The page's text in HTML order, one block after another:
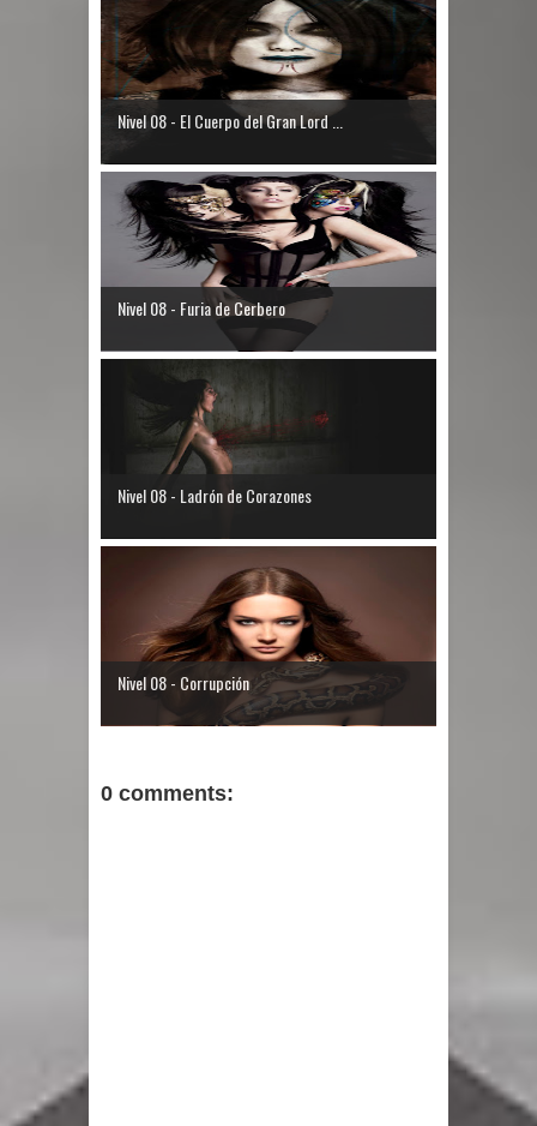
Nivel 08 - El Cuerpo del Gran Lord ...
Nivel 08 - Furia de Cerbero
Nivel 08 - Ladrón de Corazones
Nivel 08 - Corrupción
0 comments: